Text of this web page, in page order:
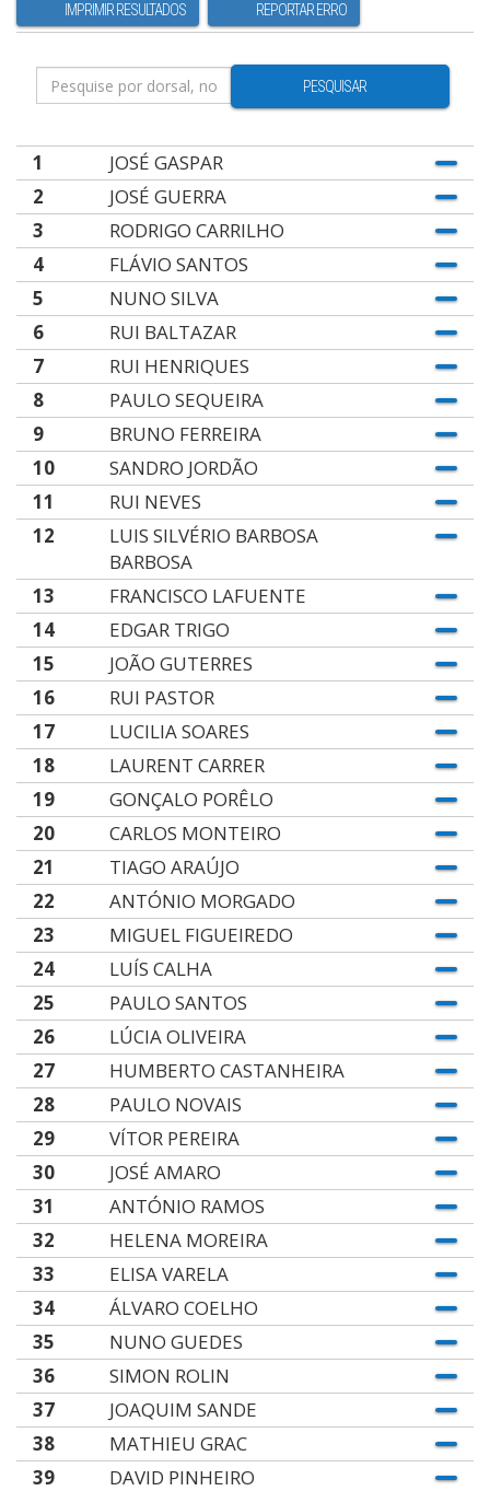
IMPRIMIR RESULTADOS REPORTAR ERRO
PESQUISAR
1
JOSÉ GASPAR
2
JOSÉ GUERRA
3
RODRIGO CARRILHO
4
FLÁVIO SANTOS
5
NUNO SILVA
6
RUI BALTAZAR
7
RUI HENRIQUES
8
PAULO SEQUEIRA
9
BRUNO FERREIRA
10
SANDRO JORDÃO
11
RUI NEVES
12
LUIS SILVÉRIO BARBOSA
BARBOSA
13
FRANCISCO LAFUENTE
14
EDGAR TRIGO
15
JOÃO GUTERRES
16
RUI PASTOR
17
LUCILIA SOARES
18
LAURENT CARRER
19
GONÇALO PORÊLO
20
CARLOS MONTEIRO
21
TIAGO ARAÚJO
22
ANTÓNIO MORGADO
23
MIGUEL FIGUEIREDO
24
LUÍS CALHA
25
PAULO SANTOS
26
LÚCIA OLIVEIRA
27
HUMBERTO CASTANHEIRA
28
PAULO NOVAIS
29
VÍTOR PEREIRA
30
JOSÉ AMARO
31
ANTÓNIO RAMOS
32
HELENA MOREIRA
33
ELISA VARELA
34
ÁLVARO COELHO
35
NUNO GUEDES
36
SIMON ROLIN
37
JOAQUIM SANDE
38
MATHIEU GRAC
39
DAVID PINHEIRO